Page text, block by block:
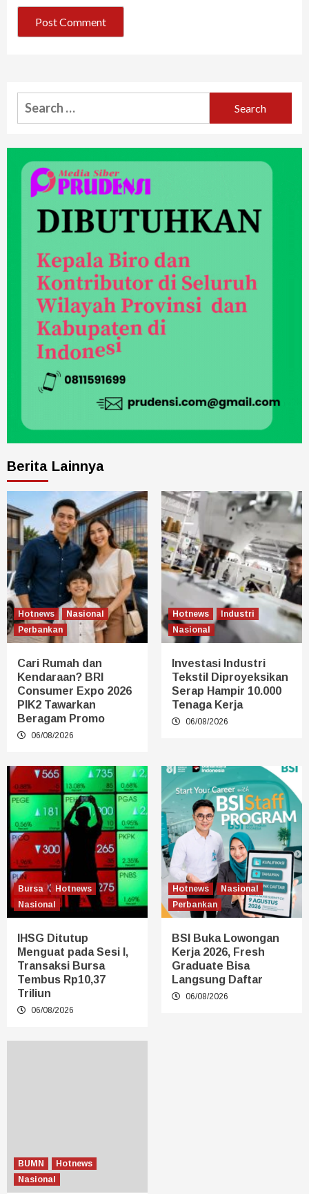
Berita Lainnya
Hotnews
Nasional
Perbankan
Cari Rumah dan
Kendaraan? BRI
Consumer Expo 2026
PIK2 Tawarkan
Beragam Promo
06/08/2026
Hotnews
Industri
Nasional
Investasi Industri
Tekstil Diproyeksikan
Serap Hampir 10.000
Tenaga Kerja
06/08/2026
Bursa
Hotnews
Nasional
IHSG Ditutup
Menguat pada Sesi I,
Transaksi Bursa
Tembus Rp10,37
Triliun
06/08/2026
Hotnews
Nasional
Perbankan
BSI Buka Lowongan
Kerja 2026, Fresh
Graduate Bisa
Langsung Daftar
06/08/2026
BUMN
Hotnews
Nasional